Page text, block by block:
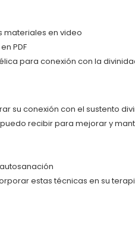
materiales en video
PDF
para conexión con la
su conexión con el sustento
recibir para mejorar y
estas técnicas en su